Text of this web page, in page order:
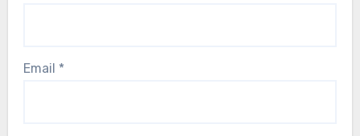
Email *